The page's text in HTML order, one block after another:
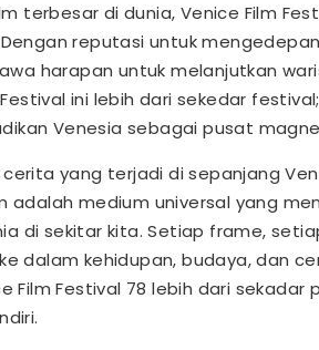
terbesar di dunia, Venice Film
reputasi untuk
harapan untuk melanjutkan
ini lebih dari sekedar
Venesia sebagai pusat
yang terjadi di sepanjang
adalah medium universal yang
di sekitar kita. Setiap frame,
dalam kehidupan, budaya, dan
Film Festival 78 lebih dari sekadar